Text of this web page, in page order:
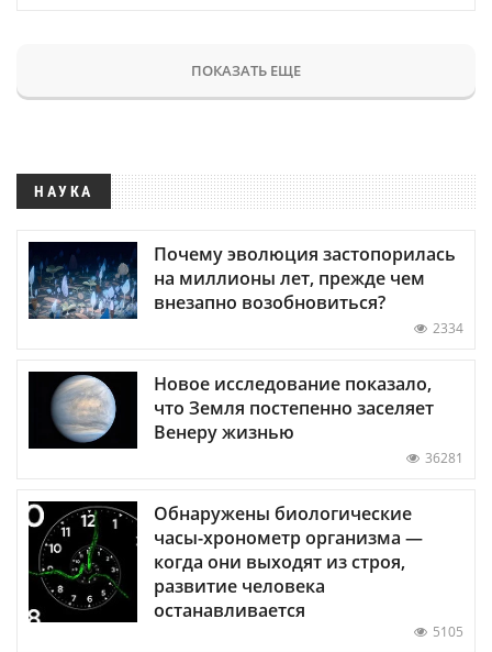
ПОКАЗАТЬ ЕЩЕ
НАУКА
Почему эволюция застопорилась
на миллионы лет, прежде чем
внезапно возобновиться?
2334
Новое исследование показало,
что Земля постепенно заселяет
Венеру жизнью
36281
Обнаружены биологические
часы-хронометр организма —
когда они выходят из строя,
развитие человека
останавливается
5105